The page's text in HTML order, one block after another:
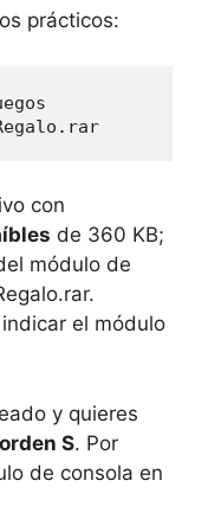
prácticos:
con
de 360 KB;
módulo de
el módulo
y quieres
orden S. Por
de consola en